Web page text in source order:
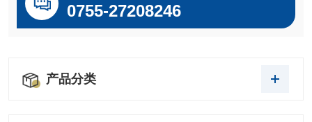
0755-27208246
产品分类